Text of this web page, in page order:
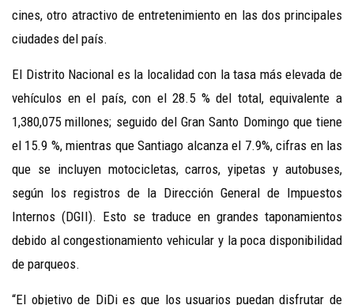
cines, otro atractivo de entretenimiento en las dos principales
ciudades del país.
El Distrito Nacional es la localidad con la tasa más elevada de
vehículos en el país, con el 28.5 % del total, equivalente a
1,380,075 millones; seguido del Gran Santo Domingo que tiene
el 15.9 %, mientras que Santiago alcanza el 7.9%, cifras en las
que se incluyen motocicletas, carros, yipetas y autobuses,
según los registros de la Dirección General de Impuestos
Internos (DGII). Esto se traduce en grandes taponamientos
debido al congestionamiento vehicular y la poca disponibilidad
de parqueos.
“El objetivo de DiDi es que los usuarios puedan disfrutar de